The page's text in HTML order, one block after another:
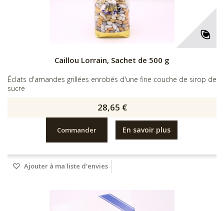
Caillou Lorrain, Sachet de 500 g
Éclats d'amandes grillées enrobés d'une fine couche de sirop de
sucre
28,65 €
Commander En savoir plus
Ajouter à ma liste d'envies